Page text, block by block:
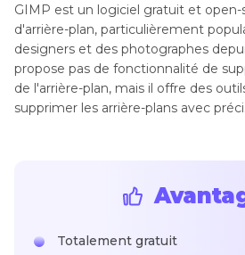
GIMP est un logiciel gratuit et open-
d'arrière-plan, particulièrement
designers et des photographes
propose pas de fonctionnalité de
de l'arrière-plan, mais il offre des
supprimer les arrière-plans avec
Totalement gratuit